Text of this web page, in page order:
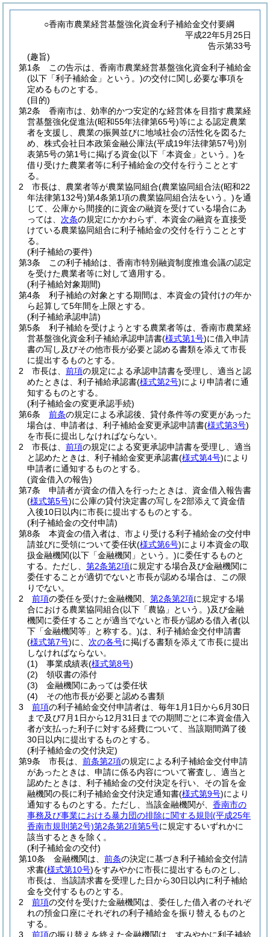
○香南市農業経営基盤強化資金利子補給金交付要綱
平成22年5月25日
告示第33号
(趣旨)
第1条
この告示は、香南市農業経営基盤強化資金利子補給金
(以下「利子補給金」という。)の交付に関し必要な事項を
定めるものとする。
(目的)
第2条
香南市は、効率的かつ安定的な経営体を目指す農業経
営基盤強化促進法(昭和55年法律第65号)等による認定農業
者を支援し、農業の振興並びに地域社会の活性化を図るた
め、株式会社日本政策金融公庫法(平成19年法律第57号)別
表第5号の第1号に掲げる資金(以下「本資金」という。)を
借り受けた農業者等に利子補給金の交付を行うこととす
る。
2
市長は、農業者等が農業協同組合(農業協同組合法(昭和22
年法律第132号)第4条第1項の農業協同組合法をいう。)を通
じて、公庫から間接的に資金の融資を受けている場合にあ
っては、 次条の規定にかかわらず、本資金の融資を直接受
けている農業協同組合に利子補給金の交付を行うこととす
る。
(利子補給の要件)
第3条
この利子補給は、香南市特別融資制度推進会議の認定
を受けた農業者等に対して適用する。
(利子補給対象期間)
第4条
利子補給の対象とする期間は、本資金の貸付けの年か
ら起算して5年間を上限とする。
(利子補給承認申請)
第5条
利子補給を受けようとする農業者等は、香南市農業経
営基盤強化資金利子補給承認申請書(様式第1号)に借入申請
書の写し及びその他市長が必要と認める書類を添えて市長
に提出するものとする。
2
市長は、 前項の規定による承認申請書を受理し、適当と認
めたときは、利子補給承認書(様式第2号)により申請者に通
知するものとする。
(利子補給金の変更承認手続)
第6条
前条の規定による承認後、貸付条件等の変更があった
場合は、申請者は、利子補給金変更承認申請書(様式第3号)
を市長に提出しなければならない。
2
市長は、 前項の規定による変更承認申請書を受理し、適当
と認めたときは、利子補給金変更承認書(様式第4号)により
申請者に通知するものとする。
(資金借入の報告)
第7条
申請者が資金の借入を行ったときは、資金借入報告書
(様式第5号)に公庫の貸付決定書の写しを2部添えて資金借
入後10日以内に市長に提出するものとする。
(利子補給金の交付申請)
第8条
本資金の借入者は、市より受ける利子補給金の交付申
請並びに受領について委任状(様式第6号)により本資金の取
扱金融機関(以下「金融機関」という。)に委任するものと
する。 ただし、 第2条第2項に規定する場合及び金融機関に
委任することが適切でないと市長が認める場合は、この限
りでない。
2
前項の委任を受けた金融機関、 第2条第2項に規定する場
合における農業協同組合(以下「農協」という。)及び金融
機関に委任することが適当でないと市長が認める借入者(以
下「金融機関等」と称する。)は、利子補給金交付申請書
(様式第7号)に、 次の各号に掲げる書類を添えて市長に提出
しなければならない。
(1)
事業成績表(様式第8号)
(2)
領収書の添付
(3)
金融機関にあっては委任状
(4)
その他市長が必要と認める書類
3
前項の利子補給金交付申請者は、毎年1月1日から6月30日
まで及び7月1日から12月31日までの期間ごとに本資金借入
者が支払った利子に対する経費について、当該期間満了後
30日以内に提出するものとする。
(利子補給金の交付決定)
第9条
市長は、 前条第2項の規定による利子補給金交付申請
があったときは、申請に係る内容について審査し、適当と
認めたときは、利子補給金の交付決定を行い、その旨を金
融機関の長に利子補給金交付決定通知書(様式第9号)により
通知するものとする。 ただし、当該金融機関が、 香南市の
事務及び事業における暴力団の排除に関する規則 (平成25年
香南市規則第2号)第2条第2項第5号に規定するいずれかに
該当するときを除く。
(利子補給金の交付)
第10条
金融機関は、 前条の決定に基づき利子補給金交付請
求書(様式第10号)をすみやかに市長に提出するものとし、
市長は、当該請求書を受理した日から30日以内に利子補給
金を交付するものとする。
2
前項の交付を受けた金融機関は、委任した借入者のそれぞ
れの預金口座にそれぞれの利子補給金を振り替えるものと
する。
3
前項の振り替えを終えた金融機関は、すみやかに利子補給